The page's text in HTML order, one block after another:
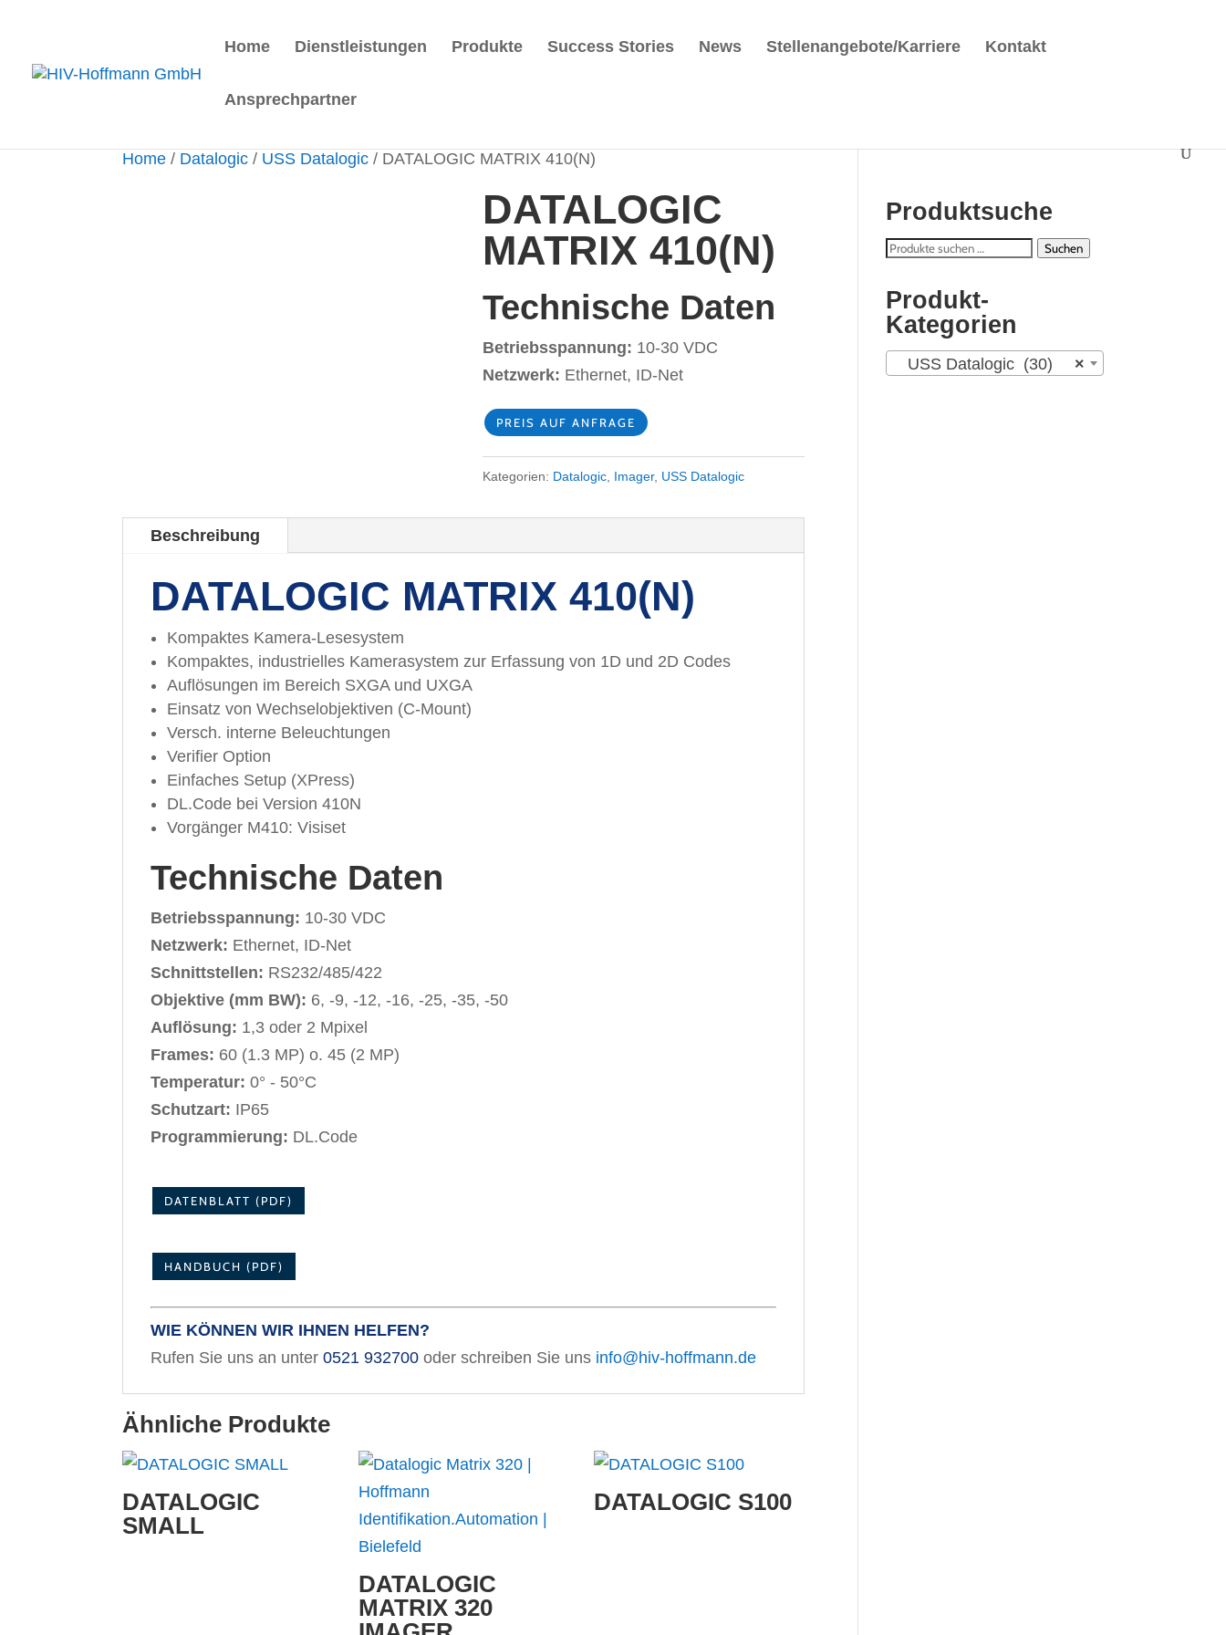
Home Dienstleistungen Produkte Success Stories News Stellenangebote/Karriere Kontakt
Ansprechpartner
Home / Datalogic / USS Datalogic / DATALOGIC MATRIX 410(N)
DATALOGIC
MATRIX 410(N)
Technische Daten
Betriebsspannung: 10-30 VDC
Netzwerk: Ethernet, ID-Net
PREIS AUF ANFRAGE
Kategorien: Datalogic, Imager, USS Datalogic
Beschreibung
DATALOGIC MATRIX 410(N)
Kompaktes Kamera-Lesesystem
Kompaktes, industrielles Kamerasystem zur Erfassung von 1D und 2D Codes
Auflösungen im Bereich SXGA und UXGA
Einsatz von Wechselobjektiven (C-Mount)
Versch. interne Beleuchtungen
Verifier Option
Einfaches Setup (XPress)
DL.Code bei Version 410N
Vorgänger M410: Visiset
Technische Daten
Betriebsspannung: 10-30 VDC
Netzwerk: Ethernet, ID-Net
Schnittstellen: RS232/485/422
Objektive (mm BW): 6, -9, -12, -16, -25, -35, -50
Auflösung: 1,3 oder 2 Mpixel
Frames: 60 (1.3 MP) o. 45 (2 MP)
Temperatur: 0° - 50°C
Schutzart: IP65
Programmierung: DL.Code
DATENBLATT (PDF)
HANDBUCH (PDF)
WIE KÖNNEN WIR IHNEN HELFEN?
Rufen Sie uns an unter0521 932700 oder schreiben Sie uns info@hiv-hoffmann.de
Ähnliche Produkte
DATALOGIC
SMALL
DATALOGIC
MATRIX 320
DATALOGIC S100
Produktsuche
Suchen
Suchen
Produkt-
Kategorien
×
USS Datalogic (30)